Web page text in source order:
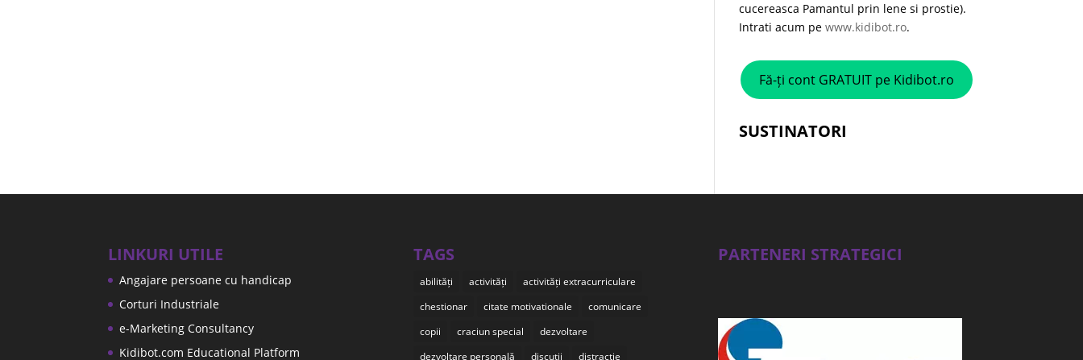
cucereasca Pamantul prin lene si prostie).
Intrati acum pewww.kidibot.ro.
Fă-ți cont GRATUIT pe Kidibot.ro
SUSTINATORI
LINKURI UTILE
Angajare persoane cu handicap
Corturi Industriale
e-Marketing Consultancy
Kidibot.com Educational Platform
TAGS
abilități activități
activități extracurriculare
chestionar
citate motivationale
comunicare
copii
craciun special
dezvoltare
dezvoltare personală
discuții
distracție
PARTENERI STRATEGICI